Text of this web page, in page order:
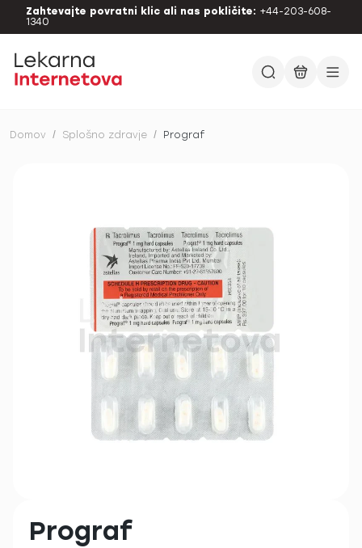
Zahtevajte povratni klic ali nas pokličite: +44-203-608-
1340
Domov / Splošno zdravje / Prograf
Prograf